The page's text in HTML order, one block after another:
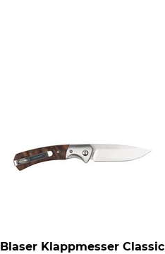
Blaser Klappmesser Classic